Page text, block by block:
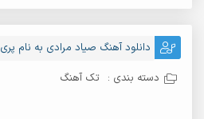
دانلود آهنگ صیاد مرادی به نام پری
دسته بندی : تک آهنگ